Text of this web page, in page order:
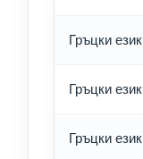
Гръцки език
Гръцки език
Гръцки език